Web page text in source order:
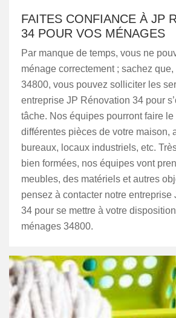
FAITES CONFIANCE À JP
34 POUR VOS MÉNAGES
Par manque de temps, vous ne
ménage correctement ; sachez
34800, vous pouvez solliciter les
entreprise JP Rénovation 34 pour
tâche. Nos équipes pourront faire
différentes pièces de votre maison,
bureaux, locaux industriels, etc.
bien formées, nos équipes vont
meubles, des matériels et autres
pensez à contacter notre entreprise
34 pour se mettre à votre
ménages 34800.